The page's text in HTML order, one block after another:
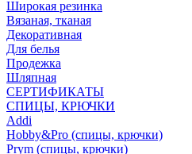
Широкая резинка
Вязаная, тканая
Декоративная
Для белья
Продежка
Шляпная
СЕРТИФИКАТЫ
СПИЦЫ, КРЮЧКИ
Addi
Hobby&Pro (спицы, крючки)
Prym (спицы, крючки)